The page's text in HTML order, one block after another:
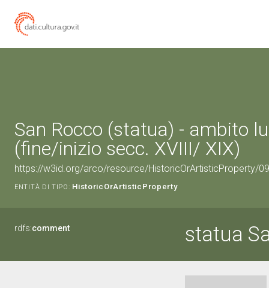
San Rocco (statua) - ambito
(fine/inizio secc. XVIII/ XIX)
https://w3id.org/arco/resource/HistoricOrArtisticProperty/
ENTITÀ DI TIPO: HistoricOrArtisticProperty
rdfs:comment statua